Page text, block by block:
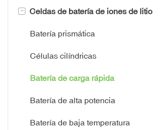
- Celdas de batería de iones de litio
Batería prismática
Células cilíndricas
Batería de carga rápida
Batería de alta potencia
Batería de baja temperatura